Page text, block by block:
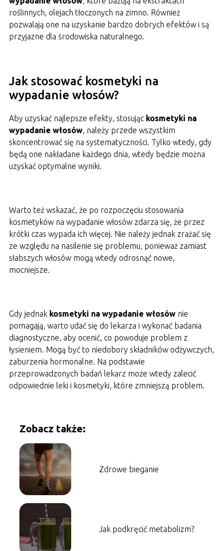
roślinnych, olejach tłoczonych na zimno. Również
pozwalają one na uzyskanie bardzo dobrych efektów i są
przyjazne dla środowiska naturalnego.
Jak stosować kosmetyki na
wypadanie włosów?
Aby uzyskać najlepsze efekty, stosując kosmetyki na
wypadanie włosów, należy przede wszystkim
skoncentrować się na systematyczności. Tylko wtedy, gdy
będą one nakładane każdego dnia, wtedy będzie można
uzyskać optymalne wyniki.
Warto też wskazać, że po rozpoczęciu stosowania
kosmetyków na wypadanie włosów zdarza się, że przez
krótki czas wypada ich więcej. Nie należy jednak zrażać się
ze względu na nasilenie się problemu, ponieważ zamiast
słabszych włosów mogą wtedy odrosnąć nowe,
mocniejsze.
Gdy jednak kosmetyki na wypadanie włosównie
pomagają, warto udać się do lekarza i wykonać badania
diagnostyczne, aby ocenić, co powoduje problem z
łysieniem. Mogą być to niedobory składników odżywczych,
zaburzenia hormonalne. Na podstawie
przeprowadzonych badań lekarz może wtedy zalecić
odpowiednie leki i kosmetyki, które zmniejszą problem.
Zobacz także:
Zdrowe bieganie
Jak podkręcić metabolizm?